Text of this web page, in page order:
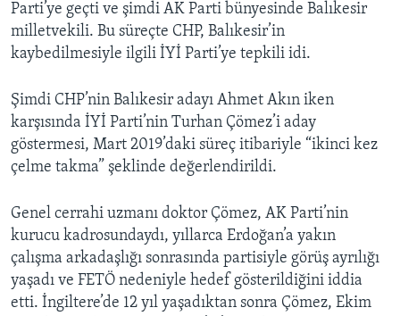
Parti’ye geçti ve şimdi AK Parti bünyesinde Balıkesir
milletvekili. Bu süreçte CHP, Balıkesir’in
kaybedilmesiyle ilgili İYİ Parti’ye tepkili idi.
Şimdi CHP’nin Balıkesir adayı Ahmet Akın iken
karşısında İYİ Parti’nin Turhan Çömez’i aday
göstermesi, Mart 2019’daki süreç itibariyle “ikinci kez
çelme takma” şeklinde değerlendirildi.
Genel cerrahi uzmanı doktor Çömez, AK Parti’nin
kurucu kadrosundaydı, yıllarca Erdoğan’a yakın
çalışma arkadaşlığı sonrasında partisiyle görüş ayrılığı
yaşadı ve FETÖ nedeniyle hedef gösterildiğini iddia
etti. İngiltere’de 12 yıl yaşadıktan sonra Çömez, Ekim